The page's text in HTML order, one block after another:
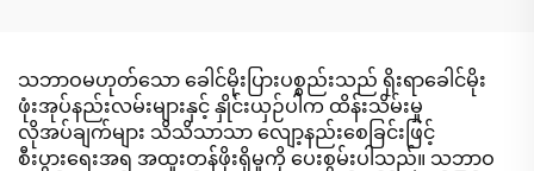
သဘာဝမဟုတ်သော ခေါင်မိုးပြားပစ္စည်းသည် ရိုးရာခေါင်မိုး
ဖုံးအုပ်နည်းလမ်းများနှင့် နှိုင်းယှဉ်ပါက ထိန်းသိမ်းမှု
လိုအပ်ချက်များ သိသိသာသာ လျော့နည်းစေခြင်းဖြင့်
စီးပွားရေးအရ အထူးတန်ဖိုးရှိမှုကို ပေးစွမ်းပါသည်။ သဘာဝ